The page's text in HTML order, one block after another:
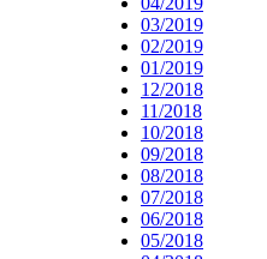
03/2019
02/2019
01/2019
12/2018
11/2018
10/2018
09/2018
08/2018
07/2018
06/2018
05/2018